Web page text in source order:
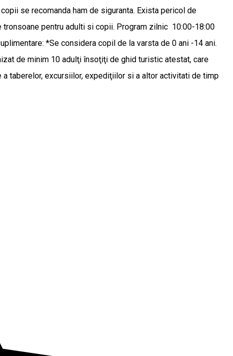
se recomanda ham de siguranta. Exista pericol de
tronsoane pentru adulti si copii. Program zilnic 10:00-18:00
*Se considera copil de la varsta de 0 ani -14 ani.
de minim 10 adulţi însoţiţi de ghid turistic atestat, care
taberelor, excursiilor, expediţiilor si a altor activitati de timp